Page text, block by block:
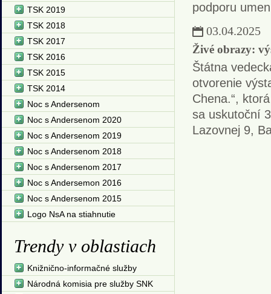
podporu
03.04.2025
Živé obrazy:
Štátna
otvorenie
Chena.“,
sa uskutoční
Lazovnej 9,
TSK 2019
TSK 2018
TSK 2017
TSK 2016
TSK 2015
TSK 2014
Noc s Andersenom
Noc s Andersenom 2020
Noc s Andersenom 2019
Noc s Andersenom 2018
Noc s Andersenom 2017
Noc s Andersemon 2016
Noc s Andersenom 2015
Logo NsA na stiahnutie
Trendy v oblastiach
Knižnično-informačné služby
Národná komisia pre služby SNK